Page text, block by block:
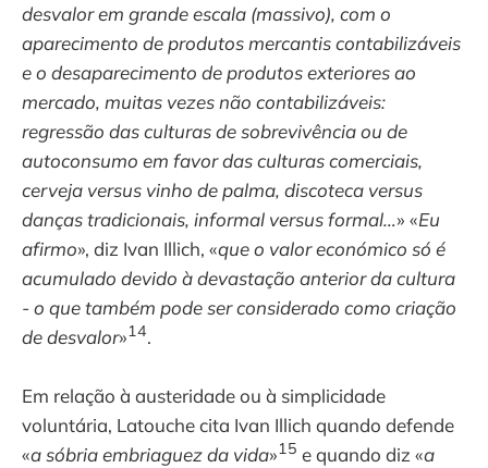
desvalor em grande escala (massivo), com o
aparecimento de produtos mercantis contabilizáveis
e o desaparecimento de produtos exteriores ao
mercado, muitas vezes não contabilizáveis:
regressão das culturas de sobrevivência ou de
autoconsumo em favor das culturas comerciais,
cerveja versus vinho de palma, discoteca versus
danças tradicionais, informal versus formal…» «Eu
afirmo», diz Ivan Illich, «que o valor económico só é
acumulado devido à devastação anterior da cultura
- o que também pode ser considerado como criação
de desvalor»14.
Em relação à austeridade ou à simplicidade
voluntária, Latouche cita Ivan Illich quando defende
«a sóbria embriaguez da vida»15 e quando diz «a